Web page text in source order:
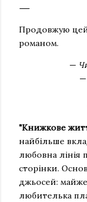
Продовжую цей
романом.
—
—
"Книжкове
найбільше
любовна лінія
сторінки.
джьосей:
любителька